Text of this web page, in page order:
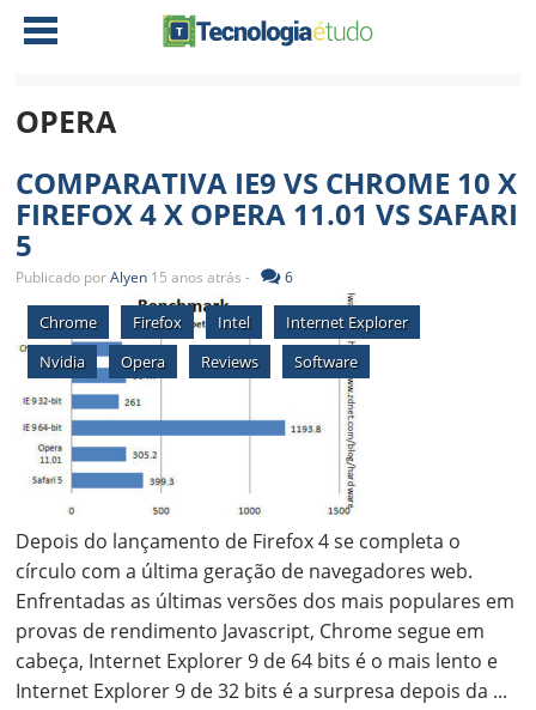
NOTÍCIAS
AMD
INTEL
ATI
NVIDIA
SOFTWARE
NOTEBOOKS
TABLETS
CELULAR
IOS
NOKIA
JOGOS
DOWNLOADS
ANÁLISE
OPERA
COMPARATIVA IE9 VS CHROME 10 X
FIREFOX 4 X OPERA 11.01 VS SAFARI
5
Publicado porAlyen 15 anos atrás - 6
Chrome Firefox Intel
Internet Explorer
Nvidia
Opera Reviews Software
Depois do lançamento de Firefox 4 se completa o
círculo com a última geração de navegadores web.
Enfrentadas as últimas versões dos mais populares em
provas de rendimento Javascript, Chrome segue em
cabeça, Internet Explorer 9 de 64 bits é o mais lento e
Internet Explorer 9 de 32 bits é a surpresa depois da ...